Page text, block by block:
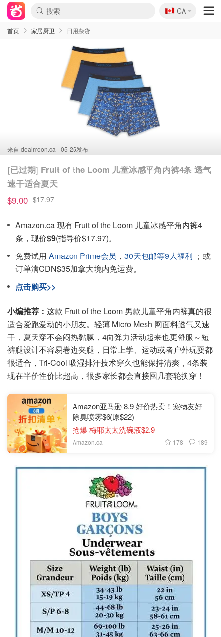
🇨🇦
CA
首页 家居厨卫 日用杂货
来自 dealmoon.ca 05-25发布
[已过期] Fruit of the Loom 儿童冰感平角内裤4条 透气
速干适合夏天
$9.00 $17.97
Amazon.ca 现有 Fruit of the Loom 儿童冰感平角内裤4
条，现价$9(指导价$17.97)。
免费试用 Amazon Prime会员 ， 30天包邮等9大福利 ；或
订单满CDN$35加拿大境内免运费。
点击购买>>
小编推荐： 这款 Fruit of the Loom 男款儿童平角内裤真的很
适合爱跑爱动的小朋友。轻薄 Micro Mesh 网面料透气又速
干，夏天穿不会闷热黏腻，4向弹力活动起来也更舒服～短
裤腿设计不容易卷边夹腿，日常上学、运动或者户外玩耍都
很适合，Tri-Cool 吸湿排汗技术穿久也能保持清爽，4条装
现在半价性价比超高，很多家长都会直接囤几套轮换穿！
Amazon亚马逊 8.9 好价热卖！宠物友好
除臭喷雾$6(原$22)
抢爆 梅耶太太洗碗液$2.9
Amazon.ca 178 189